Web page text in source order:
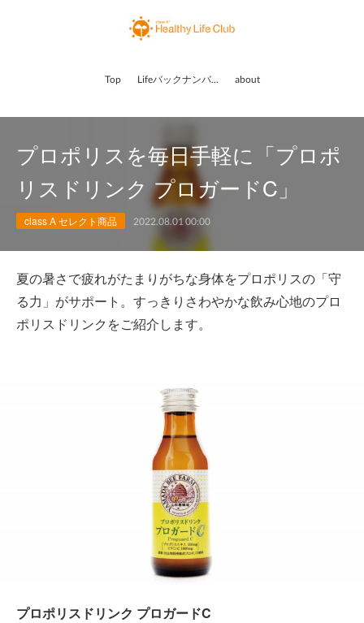
Top Lifeバックナンバー about
プロポリスを毎日手軽に「プロポ
リスドリンク プロガードC」
class A セレクト商品 2022.08.01 00:00
夏の暑さで疲れがたまりがちな身体をプロポリスの「守
る力」がサポート。すっきりさわやかな飲み心地のプロ
ポリスドリンクをご紹介します。
プロポリスドリンク プロガードC